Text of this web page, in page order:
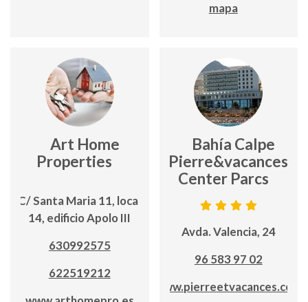
mapa
Art Home
Properties
C/ Santa Maria 11, local
14, edificio Apolo III
630992575
622519212
Bahía Calpe
Pierre&vacances
Center Parcs
Avda. Valencia, 24
96 583 97 02
www.pierreetvacances.com